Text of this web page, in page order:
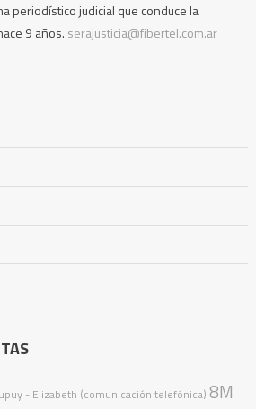
periodístico judicial que conduce la
9 años. serajusticia@fibertel.com.ar
- Elizabeth (comunicación telefónica) 8M